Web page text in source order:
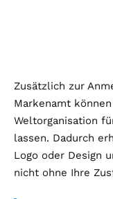
Zusätzlich zur
Markenamt
Weltorganisation
lassen. Dadurch
Logo oder Design
nicht ohne Ihre